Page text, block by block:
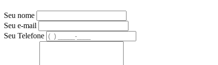
Seu nome
Seu e-mail
Seu Telefone